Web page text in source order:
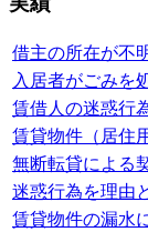
借主の所在が不
入居者がごみを
賃借人の迷惑行
賃貸物件（居住
無断転貸による
迷惑行為を理由
賃貸物件の漏水